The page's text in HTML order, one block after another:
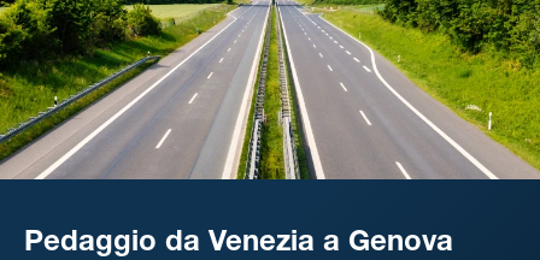
Pedaggio da Venezia a Genova